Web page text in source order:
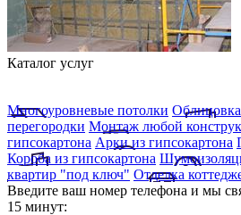
Каталог услуг
Многоуровневые потолки Облицовка
перегородки Монтаж любой
гипсокартона Арки из гипсокартона
Короба из гипсокартона
квартир "под ключ" Отделка
Введите ваш номер телефона и мы
15 минут: